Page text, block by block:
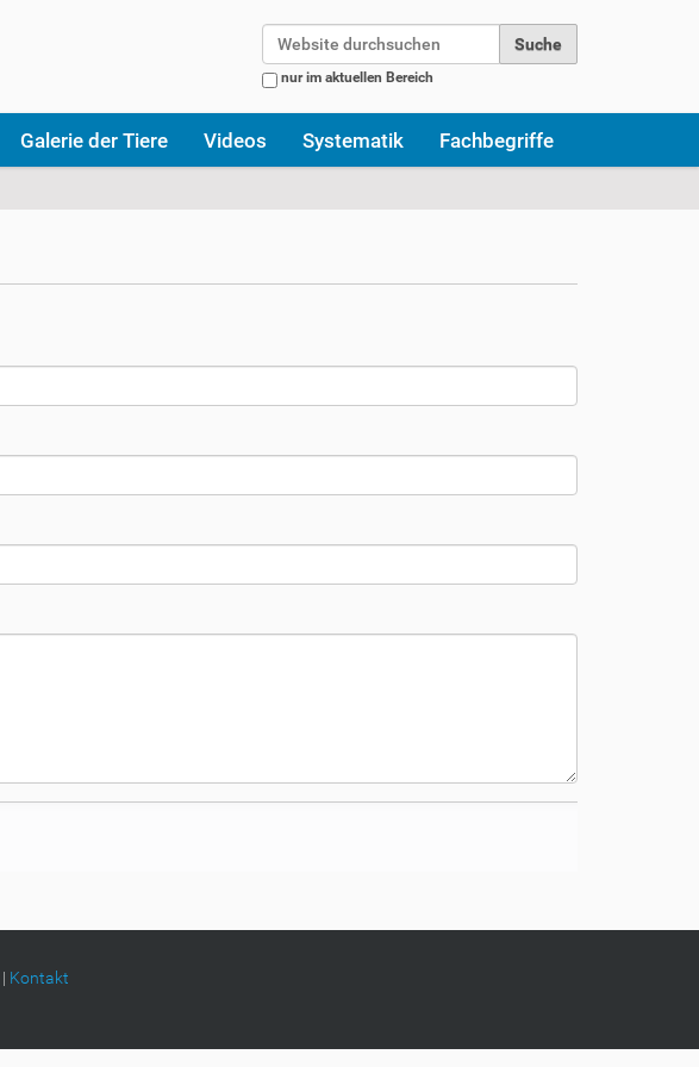
nur im aktuellen Bereich
Galerie der Tiere Videos Systematik Fachbegriffe
Kontakt